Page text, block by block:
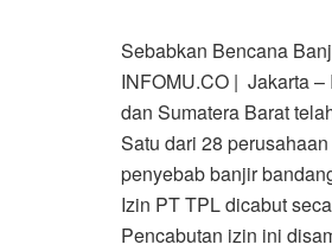
Sebabkan Bencana
INFOMU.CO | Jakarta
dan Sumatera Barat
Satu dari 28
penyebab banjir
Izin PT TPL dicabut
Pencabutan izin ini